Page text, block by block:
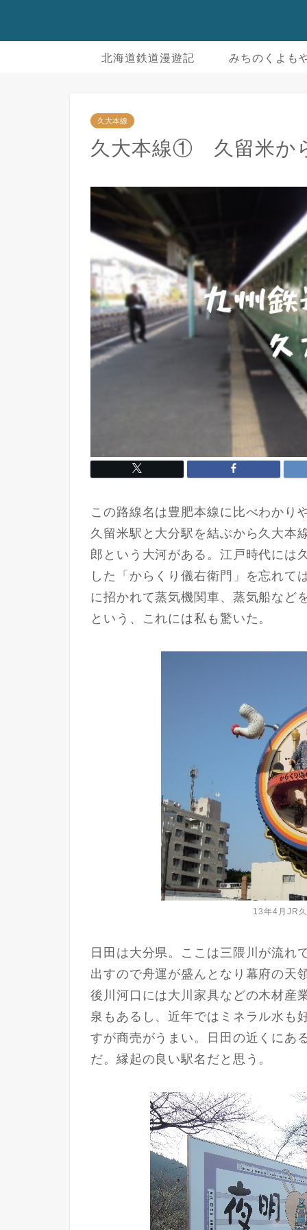
北海道鉄道漫遊記 みちのくよも
久大本線
久大本線① 久留米か
この路線名は豊肥本線に比べわかり
久留米駅と大分駅を結ぶから久大本
郎という大河がある。江戸時代には
した「からくり儀右衛門」を忘れて
に招かれて蒸気機関車、蒸気船など
という、これには私も驚いた。
13年4月JR
日田は大分県。ここは三隈川が流れ
出すので舟運が盛んとなり幕府の天
後川河口には大川家具などの木材産
泉もあるし、近年ではミネラル水も
すが商売がうまい。日田の近くにあ
だ。縁起の良い駅名だと思う。